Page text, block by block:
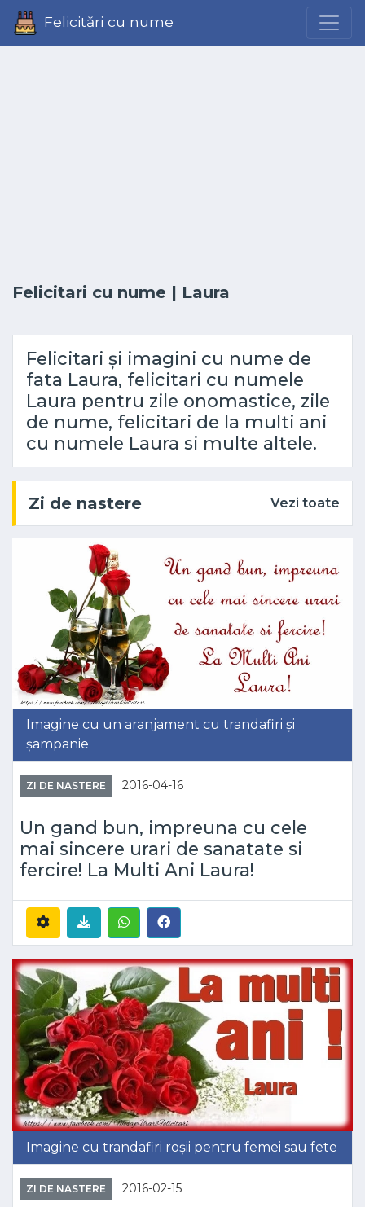
Felicitări cu nume
Felicitari cu nume | Laura
Felicitari și imagini cu nume de
fata Laura, felicitari cu numele
Laura pentru zile onomastice, zile
de nume, felicitari de la multi ani
cu numele Laura si multe altele.
Zi de nastere Vezi toate
Imagine cu un aranjament cu trandafiri și
șampanie
ZI DE NASTERE 2016-04-16
Un gand bun, impreuna cu cele
mai sincere urari de sanatate si
fercire! La Multi Ani Laura!
Imagine cu trandafiri roșii pentru femei sau fete
ZI DE NASTERE 2016-02-15